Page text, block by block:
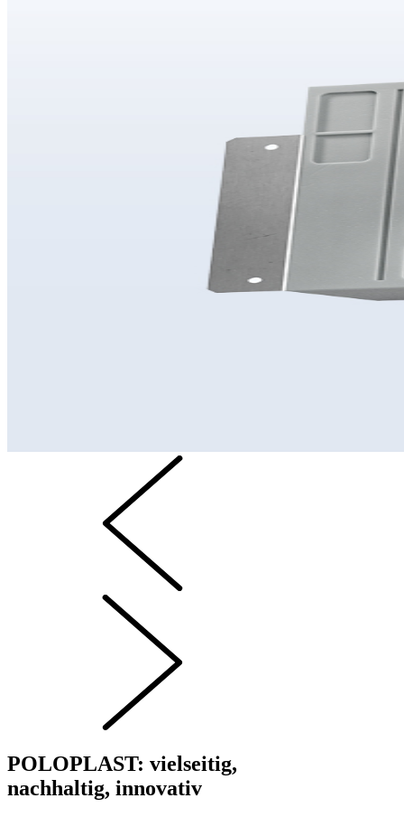
POLOPLAST: vielseitig,
nachhaltig, innovativ